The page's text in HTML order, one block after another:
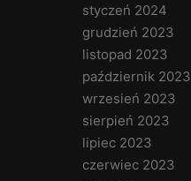
styczeń 2024
grudzień 2023
listopad 2023
październik 2023
wrzesień 2023
sierpień 2023
lipiec 2023
czerwiec 2023